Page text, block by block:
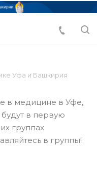
Уфа и Башкирия
в медицине в Уфе,
в первую
группах
в группы!